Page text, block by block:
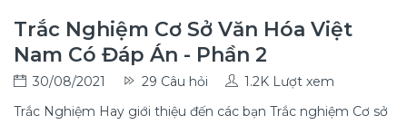
Trắc Nghiệm Cơ Sở Văn Hóa Việt
Nam Có Đáp Án - Phần 2
30/08/2021 29 Câu hỏi
1.2K Lượt xem
Trắc Nghiệm Hay giới thiệu đến các bạn Trắc nghiệm Cơ sở